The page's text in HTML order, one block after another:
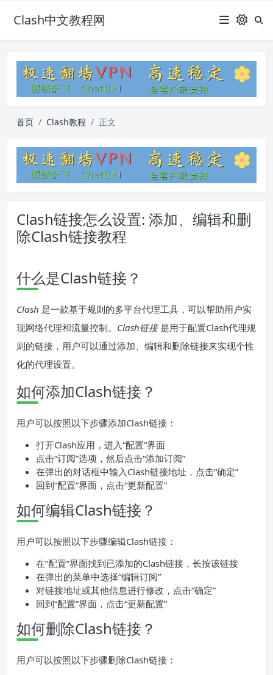
Clash中文教程网
首页 Clash教程 正文
Clash链接怎么设置: 添加、编辑和删
除Clash链接教程
什么是Clash链接？
Clash 是一款基于规则的多平台代理工具，可以帮助用户实
现网络代理和流量控制。 Clash链接是用于配置Clash代理规
则的链接，用户可以通过添加、编辑和删除链接来实现个性
化的代理设置。
如何添加Clash链接？
用户可以按照以下步骤添加Clash链接：
打开Clash应用，进入“配置”界面
点击“订阅”选项，然后点击“添加订阅”
在弹出的对话框中输入Clash链接地址，点击“确定”
回到“配置”界面，点击“更新配置”
如何编辑Clash链接？
用户可以按照以下步骤编辑Clash链接：
在“配置”界面找到已添加的Clash链接，长按该链接
在弹出的菜单中选择“编辑订阅”
对链接地址或其他信息进行修改，点击“确定”
回到“配置”界面，点击“更新配置”
如何删除Clash链接？
用户可以按照以下步骤删除Clash链接：